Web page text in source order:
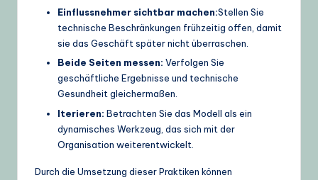
Einflussnehmer sichtbar machen:Stellen Sie
technische Beschränkungen frühzeitig offen, damit
sie das Geschäft später nicht überraschen.
Beide Seiten messen: Verfolgen Sie
geschäftliche Ergebnisse und technische
Gesundheit gleichermaßen.
Iterieren: Betrachten Sie das Modell als ein
dynamisches Werkzeug, das sich mit der
Organisation weiterentwickelt.
Durch die Umsetzung dieser Praktiken können